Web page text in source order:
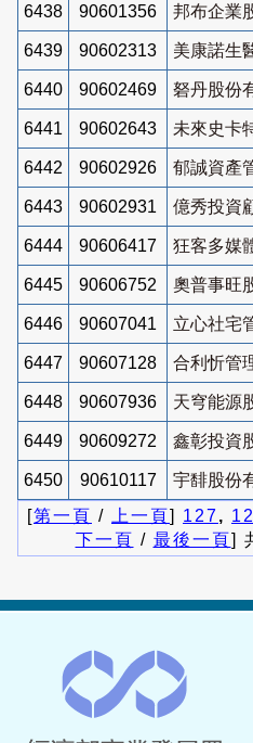
6438 90601356 邦布企業
6439 90602313 美康諾生
6440 90602469 砮丹股份
6441 90602643 未來史卡
6442 90602926 郁誠資產
6443 90602931 億秀投資
6444 90606417 狂客多媒
6445 90606752 奧普事旺
6446 90607041 立心社宅
6447 90607128 合利忻管
6448 90607936 天穹能源
6449 90609272 鑫彰投資
6450 90610117
宇馡股份
[第一頁 / 上一頁] 127,
下一頁 / 最後一頁]